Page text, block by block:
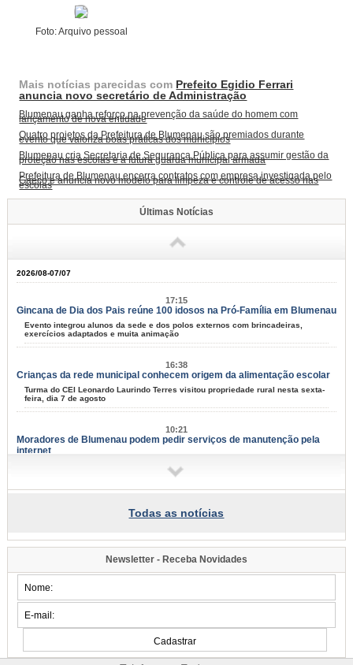
Foto: Arquivo pessoal
Mais notícias parecidas com Prefeito Egidio Ferrari
anuncia novo secretário de Administração
Blumenau ganha reforço na prevenção da saúde do homem com
lançamento de nova entidade
Quatro projetos da Prefeitura de Blumenau são premiados durante
evento que valoriza boas práticas dos municípios
Blumenau cria Secretaria de Segurança Pública para assumir gestão da
proteção nas escolas e a futura guarda municipal armada
Prefeitura de Blumenau encerra contratos com empresa investigada pelo
Gaeco e anuncia novo modelo para limpeza e controle de acesso nas
escolas
Últimas Notícias
2026/08-07/07
17:15
Gincana de Dia dos Pais reúne 100 idosos na Pró-Família em Blumenau
Evento integrou alunos da sede e dos polos externos com brincadeiras,
exercícios adaptados e muita animação
16:38
Crianças da rede municipal conhecem origem da alimentação escolar
Turma do CEI Leonardo Laurindo Terres visitou propriedade rural nesta sexta-
feira, dia 7 de agosto
10:21
Moradores de Blumenau podem pedir serviços de manutenção pela
internet
Samae faz campanha para grandes geradores de lixo
para explicar sobre a lei
confira
Música, arte e cultura marcam mais um fim de semana na cidade
07:34
Famílias do Loteamento Arnold Zickuhr recebem regularização dos
imóveis após 23 anos
Todas as notícias
Newsletter - Receba Novidades